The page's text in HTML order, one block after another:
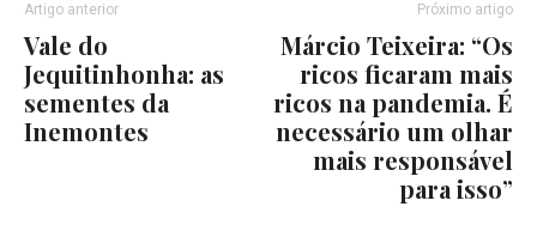
Artigo anterior
Vale do
Jequitinhonha: as
sementes da
Inemontes
Próximo artigo
Márcio Teixeira: “Os
ricos ficaram mais
ricos na pandemia. É
necessário um olhar
mais responsável
para isso”